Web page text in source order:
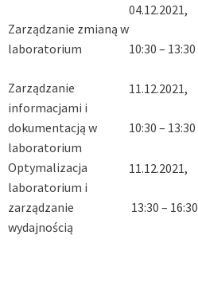
Zarządzanie zmianą w
laboratorium
04.12.2021,
10:30 – 13:30
Zarządzanie
informacjami i
dokumentacją w
laboratorium
11.12.2021,
10:30 – 13:30
Optymalizacja
laboratorium i
zarządzanie
wydajnością
11.12.2021,
13:30 – 16:30